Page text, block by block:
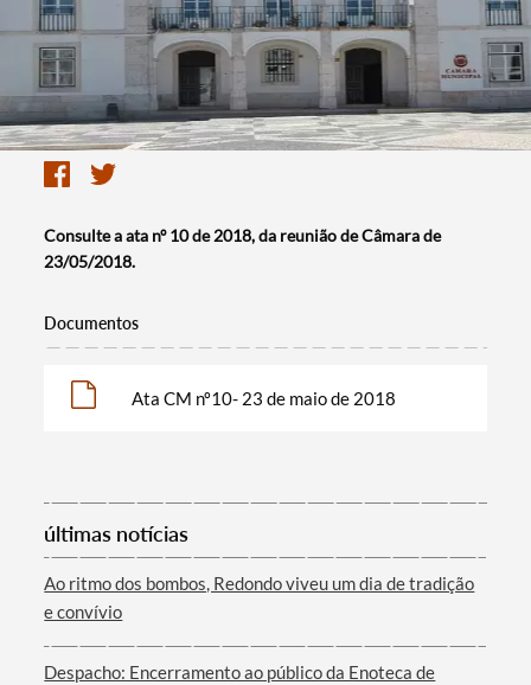
Consulte a ata nº 10 de 2018, da reunião de Câmara de
23/05/2018.
Documentos
Ata CM nº10- 23 de maio de 2018
últimas notícias
Ao ritmo dos bombos, Redondo viveu um dia de tradição
e convívio
Despacho: Encerramento ao público da Enoteca de